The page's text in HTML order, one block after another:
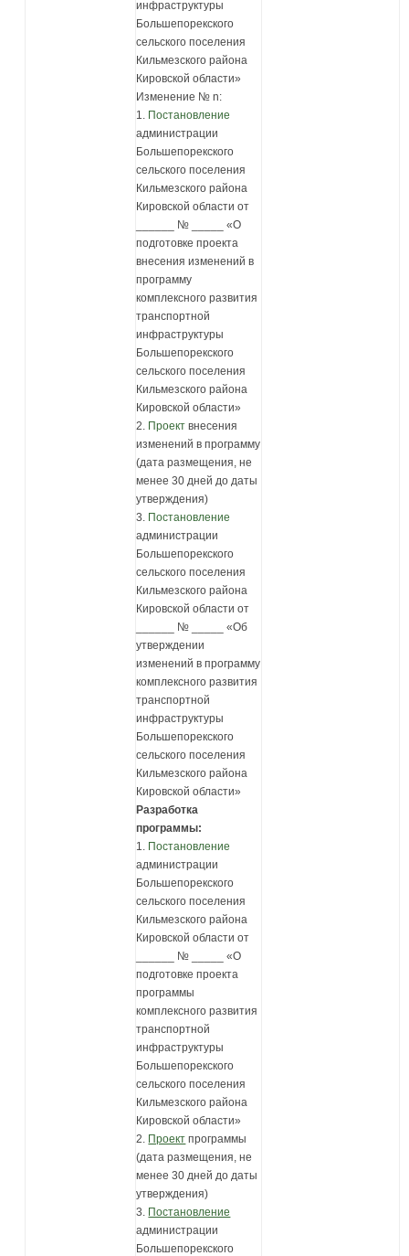
инфраструктуры
Большепорекского
сельского поселения
Кильмезского района
Кировской области»
Изменение № n:
1. Постановление
администрации
Большепорекского
сельского поселения
Кильмезского района
Кировской области от
______ № _____ «О
подготовке проекта
внесения изменений в
программу
комплексного развития
транспортной
инфраструктуры
Большепорекского
сельского поселения
Кильмезского района
Кировской области»
2. Проект внесения
изменений в программу
(дата размещения, не
менее 30 дней до даты
утверждения)
3. Постановление
администрации
Большепорекского
сельского поселения
Кильмезского района
Кировской области от
______ № _____ «Об
утверждении
изменений в программу
комплексного развития
транспортной
инфраструктуры
Большепорекского
сельского поселения
Кильмезского района
Кировской области»
Разработка
программы:
1. Постановление
администрации
Большепорекского
сельского поселения
Кильмезского района
Кировской области от
______ № _____ «О
подготовке проекта
программы
комплексного развития
транспортной
инфраструктуры
Большепорекского
сельского поселения
Кильмезского района
Кировской области»
2. Проект программы
(дата размещения, не
менее 30 дней до даты
утверждения)
3. Постановление
администрации
Большепорекского